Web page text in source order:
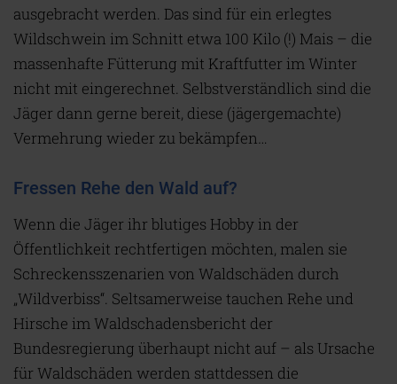
ausgebracht werden. Das sind für ein erlegtes
Wildschwein im Schnitt etwa 100 Kilo (!) Mais – die
massenhafte Fütterung mit Kraftfutter im Winter
nicht mit eingerechnet. Selbstverständlich sind die
Jäger dann gerne bereit, diese (jägergemachte)
Vermehrung wieder zu bekämpfen…
Fressen Rehe den Wald auf?
Wenn die Jäger ihr blutiges Hobby in der
Öffentlichkeit rechtfertigen möchten, malen sie
Schreckensszenarien von Waldschäden durch
„Wildverbiss“. Seltsamerweise tauchen Rehe und
Hirsche im Waldschadensbericht der
Bundesregierung überhaupt nicht auf – als Ursache
für Waldschäden werden stattdessen die